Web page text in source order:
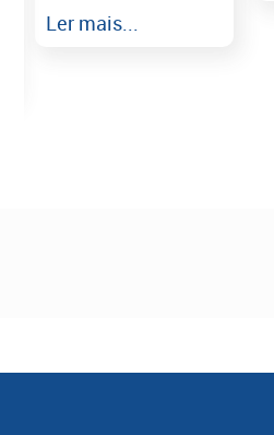
Ler mais...